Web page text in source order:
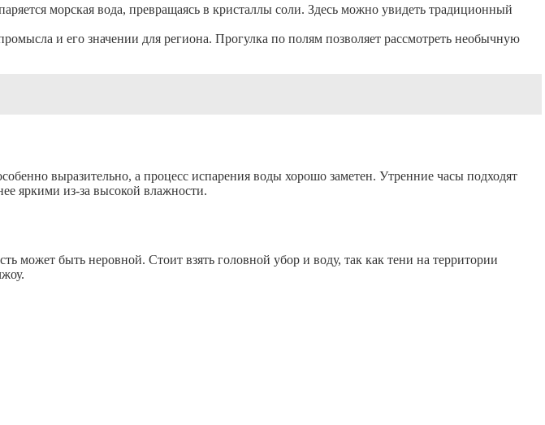
морская вода, превращаясь в кристаллы соли. Здесь можно увидеть традиционный
и его значении для региона. Прогулка по полям позволяет рассмотреть необычную
выразительно, а процесс испарения воды хорошо заметен. Утренние часы подходят
яркими из-за высокой влажности.
может быть неровной. Стоит взять головной убор и воду, так как тени на территории